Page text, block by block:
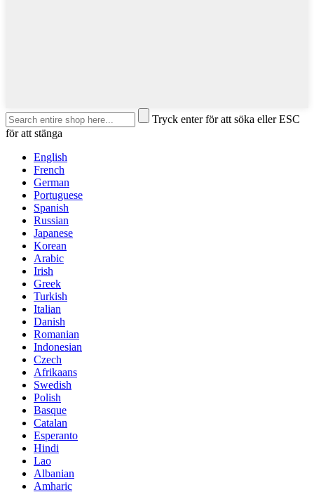
Tryck enter för att söka eller ESC
för att stänga
English
French
German
Portuguese
Spanish
Russian
Japanese
Korean
Arabic
Irish
Greek
Turkish
Italian
Danish
Romanian
Indonesian
Czech
Afrikaans
Swedish
Polish
Basque
Catalan
Esperanto
Hindi
Lao
Albanian
Amharic